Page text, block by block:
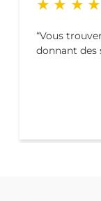
Vous
donnant des